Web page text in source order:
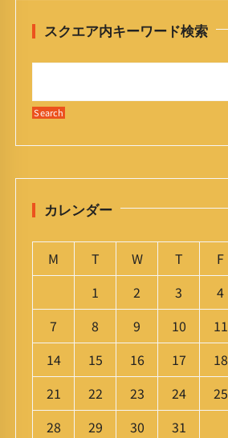
スクエア内キーワード検索
カレンダー
M T W T F
1
2 3 4
7
8 9 10 11
14
15 16 17 18
21
22 23 24 25
28
29 30 31